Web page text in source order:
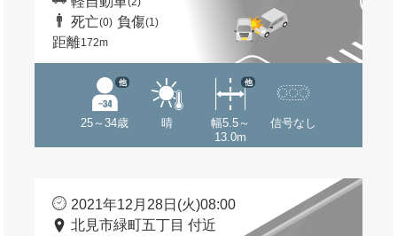
死亡(0) 負傷(1)
距離172m
25～34歳
他
晴
幅5.5～
13.0m
他
信号なし
2021年12月28日(火)08:00
北見市緑町五丁目 付近